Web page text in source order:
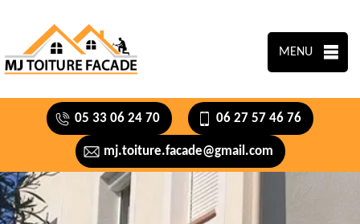
MENU
05 33 06 24 70 06 27 57 46 76
mj.toiture.facade@gmail.com